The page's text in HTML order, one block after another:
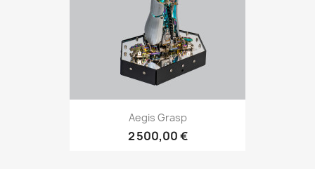
Aegis Grasp
2 500,00 €